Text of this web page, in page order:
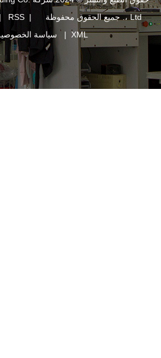
Links | Sitemap|RSS|
|سياسة الخصوصية|